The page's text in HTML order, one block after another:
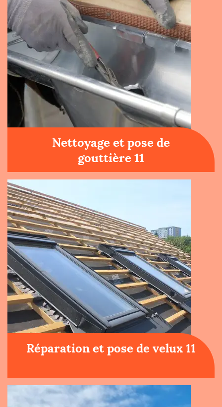
Nettoyage et pose de
gouttière 11
Réparation et pose de velux 11